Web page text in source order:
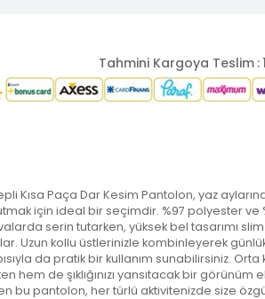
Tahmini Kargoya Teslim :
Kısa Paça Dar Kesim Pantolon, yaz aylarında
için ideal bir seçimdir. %97 polyester ve
serin tutarken, yüksek bel tasarımı slim
Uzun kollu üstlerinizle kombinleyerek
da pratik bir kullanım sunabilirsiniz. Orta
hem de şıklığınızı yansıtacak bir görünüm
bu pantolon, her türlü aktivitenizde size